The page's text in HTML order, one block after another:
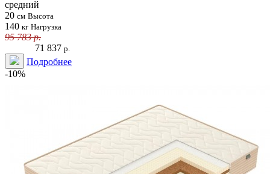
средний
20 см Высота
140 кг Нагрузка
95 783р.
71 837 р.
Подробнее
-10%